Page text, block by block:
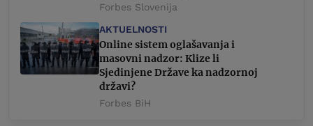
Forbes Slovenija
AKTUELNOSTI
Online sistem oglašavanja i
masovni nadzor: Klize li
Sjedinjene Države ka nadzornoj
državi?
Forbes BiH